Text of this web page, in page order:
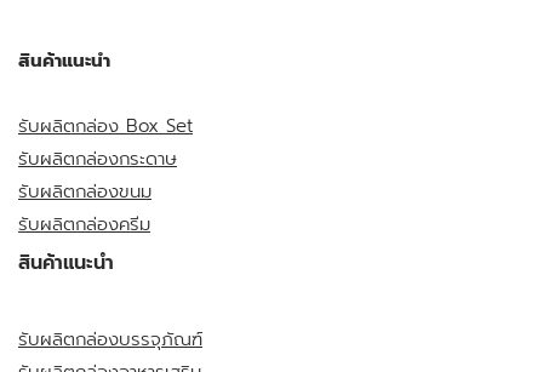
สินค้าแนะนำ
รับผลิตกล่อง Box Set
รับผลิตกล่องกระดาษ
รับผลิตกล่องขนม
รับผลิตกล่องครีม
สินค้าแนะนำ
รับผลิตกล่องบรรจุภัณฑ์